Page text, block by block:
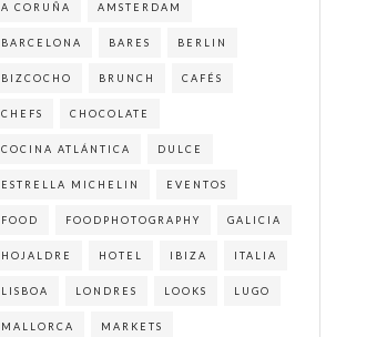
A CORUÑA AMSTERDAM
BARCELONA BARES BERLIN
BIZCOCHO BRUNCH CAFÉS
CHEFS CHOCOLATE
COCINA ATLÁNTICA DULCE
ESTRELLA MICHELIN EVENTOS
FOOD FOODPHOTOGRAPHY GALICIA
HOJALDRE HOTEL IBIZA ITALIA
LISBOA LONDRES LOOKS LUGO
MALLORCA MARKETS